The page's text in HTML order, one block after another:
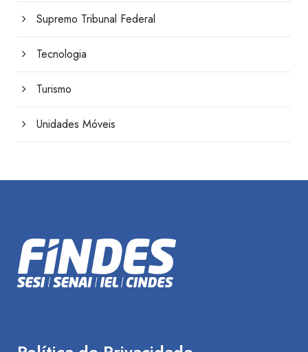
Supremo Tribunal Federal
Tecnologia
Turismo
Unidades Móveis